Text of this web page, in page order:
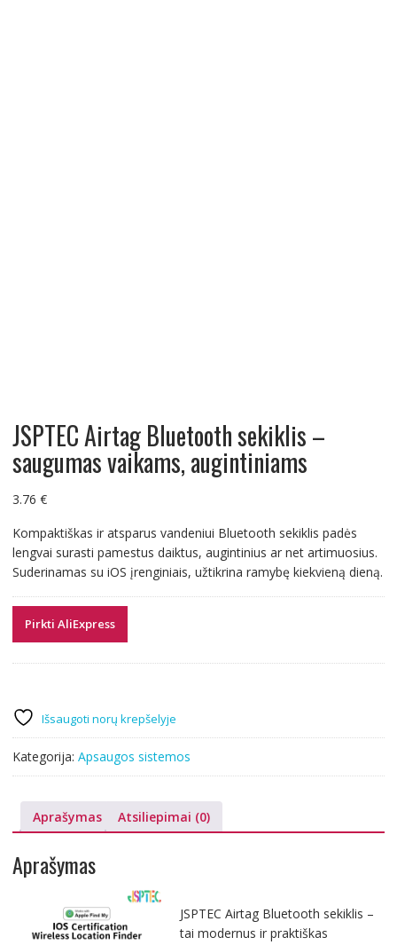
JSPTEC Airtag Bluetooth sekiklis –
saugumas vaikams, augintiniams
3.76 €
Kompaktiškas ir atsparus vandeniui Bluetooth sekiklis padės
lengvai surasti pamestus daiktus, augintinius ar net artimuosius.
Suderinamas su iOS įrenginiais, užtikrina ramybę kiekvieną dieną.
Pirkti AliExpress
Išsaugoti norų krepšelyje
Kategorija: Apsaugos sistemos
Aprašymas Atsiliepimai (0)
Aprašymas
JSPTEC Airtag Bluetooth sekiklis –
tai modernus ir praktiškas